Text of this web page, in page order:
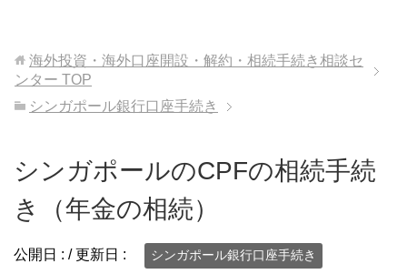
海外投資・海外口座開設・解約・相続手続き相談セ
ンター TOP
シンガポール銀行口座手続き
シンガポールのCPFの相続手続
き（年金の相続）
公開日 : / 更新日 : シンガポール銀行口座手続き